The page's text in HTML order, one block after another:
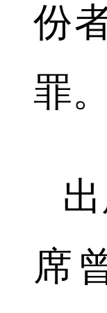
份
罪。
出
席